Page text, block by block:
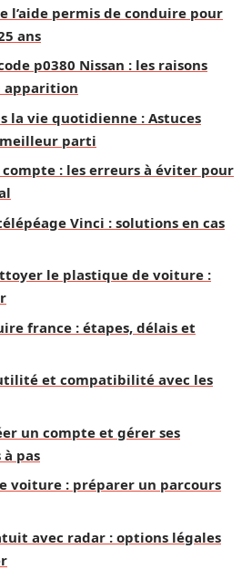
l’aide permis de conduire pour
ans
p0380 Nissan : les raisons
apparition
la vie quotidienne : Astuces
parti
compte : les erreurs à éviter pour
Vinci : solutions en cas
le plastique de voiture :
france : étapes, délais et
et compatibilité avec les
un compte et gérer ses
pas
voiture : préparer un parcours
avec radar : options légales